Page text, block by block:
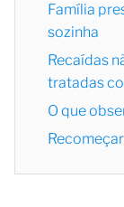
Família
sozinha
Recaídas
tratadas
O que